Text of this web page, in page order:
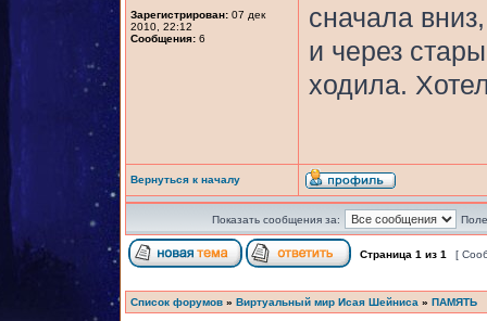
Зарегистрирован: 07 дек
2010, 22:12
Сообщения: 6
сначала
и через
ходила.
Вернуться к началу
Показать сообщения за:
Страница 1 из 1 [
Список форумов » Виртуальный мир Исая Шейниса » ПАМЯТЬ